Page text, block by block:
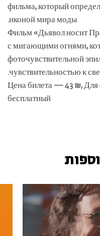
фильма, который
иконой мира моды.
Фильм «Дьявол носит
с мигающими огнями,
фоточувствительной
чувствительностью к
Цена билета — 43 ₪, Для
бесплатный